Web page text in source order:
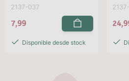
2137-037
7,99
Disponible desde stock